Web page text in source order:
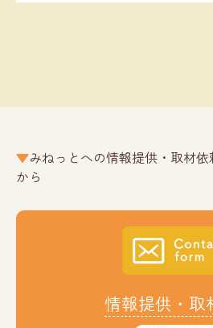
みねっとへの情報提供・取材
から
情報提供・取